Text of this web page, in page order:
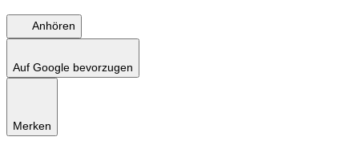
Anhören
Auf Google bevorzugen
Merken